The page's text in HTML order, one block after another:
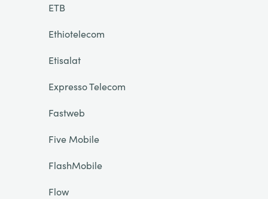
ETB
Ethiotelecom
Etisalat
Expresso Telecom
Fastweb
Five Mobile
FlashMobile
Flow